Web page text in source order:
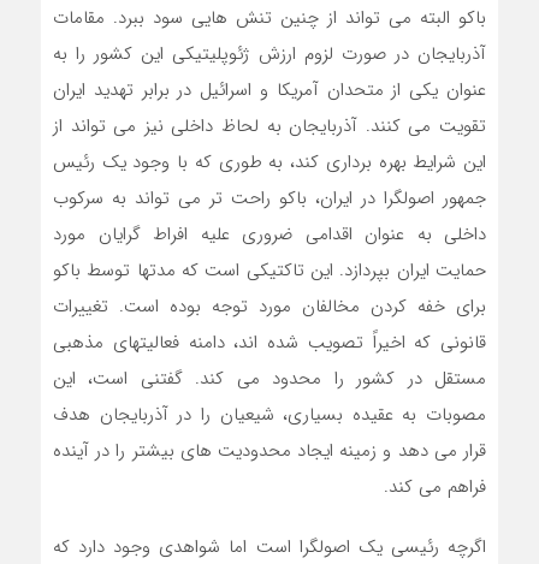
باکو البته می تواند از چنین تنش هایی سود ببرد. مقامات
آذربایجان در صورت لزوم ارزش ژئوپلیتیکی این کشور را به
عنوان یکی از متحدان آمریکا و اسرائیل در برابر تهدید ایران
تقویت می کنند. آذربایجان به لحاظ داخلی نیز می تواند از
این شرایط بهره برداری کند، به طوری که با وجود یک رئیس
جمهور اصولگرا در ایران، باکو راحت تر می تواند به سرکوب
داخلی به عنوان اقدامی ضروری علیه افراط گرایان مورد
حمایت ایران بپردازد. این تاکتیکی است که مدتها توسط باکو
برای خفه کردن مخالفان مورد توجه بوده است. تغییرات
قانونی که اخیراً تصویب شده اند، دامنه فعالیتهای مذهبی
مستقل در کشور را محدود می کند. گفتنی است، این
مصوبات به عقیده بسیاری، شیعیان را در آذربایجان هدف
قرار می دهد و زمینه ایجاد محدودیت های بیشتر را در آینده
فراهم می کند.
اگرچه رئیسی یک اصولگرا است اما شواهدی وجود دارد که